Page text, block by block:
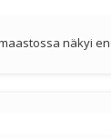
näkyi